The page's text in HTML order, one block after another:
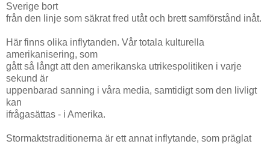
Sverige bort
från den linje som säkrat fred utåt och brett samförstånd inåt.
Här finns olika inflytanden. Vår totala kulturella
amerikanisering, som
gått så långt att den amerikanska utrikespolitiken i varje
sekund är
uppenbarad sanning i våra media, samtidigt som den livligt
kan
ifrågasättas - i Amerika.
Stormaktstraditionerna är ett annat inflytande, som präglat